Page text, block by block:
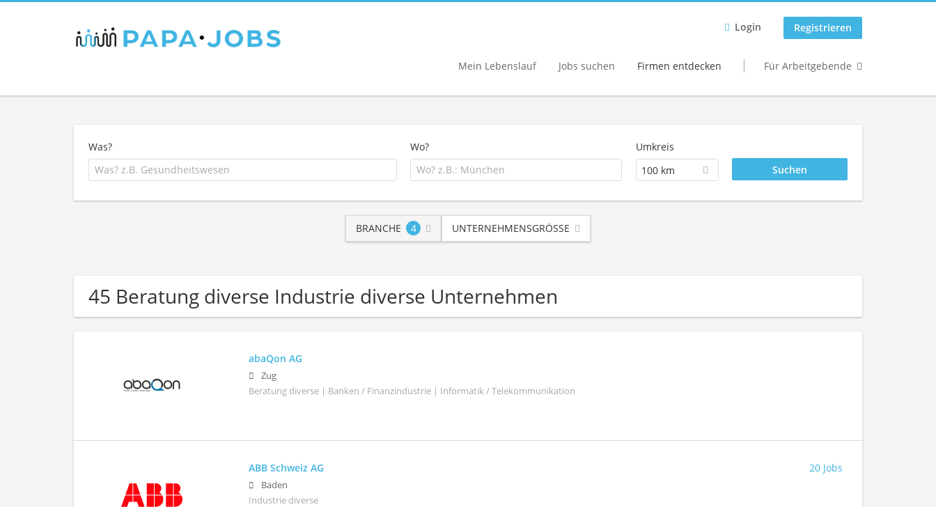
Login Registrieren
Mein Lebenslauf Jobs suchen Firmen entdecken Für Arbeitgebende
Was? Wo?
Umkreis
100 km
BRANCHE 4 UNTERNEHMENSGRÖSSE
45 Beratung diverse Industrie diverse Unternehmen
abaQon AG
Zug
Beratung diverse | Banken / Finanzindustrie | Informatik / Telekommunikation
ABB Schweiz AG
Baden
Industrie diverse
20 Jobs